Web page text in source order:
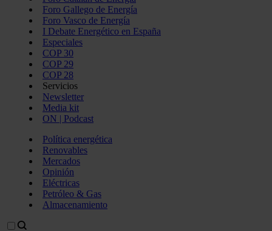
Foro Gallego de Energía
Foro Vasco de Energía
I Debate Energético en España
Especiales
COP 30
COP 29
COP 28
Servicios
Newsletter
Media kit
ON | Podcast
Política energética
Renovables
Mercados
Opinión
Eléctricas
Petróleo & Gas
Almacenamiento